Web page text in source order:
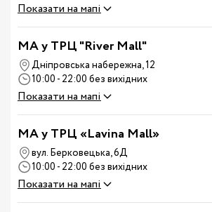
Показати на мапі
MA у ТРЦ "River Mall"
Дніпровська набережна, 12
10:00 - 22:00 без вихідних
Показати на мапі
MA у ТРЦ «Lavina Mall»
вул. Берковецька, 6Д
10:00 - 22:00 без вихідних
Показати на мапі